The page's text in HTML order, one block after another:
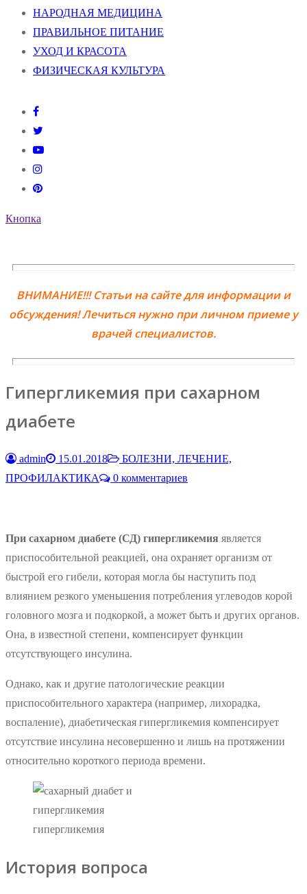
НАРОДНАЯ МЕДИЦИНА
ПРАВИЛЬНОЕ ПИТАНИЕ
УХОД И КРАСОТА
ФИЗИЧЕСКАЯ КУЛЬТУРА
Кнопка
ВНИМАНИЕ!!! Статьи на сайте для информации и
обсуждения! Лечиться нужно при личном приеме у
врачей специалистов.
Гипергликемия при сахарном
диабете
admin 15.01.2018
БОЛЕЗНИ, ЛЕЧЕНИЕ,
ПРОФИЛАКТИКА
0 комментариев
При сахарном диабете (СД) гипергликемия является
приспособительной реакцией, она охраняет организм от
быстрой его гибели, которая могла бы наступить под
влиянием резкого уменьшения потребления углеводов корой
головного мозга и подкоркой, а может быть и других органов.
Она, в известной степени, компенсирует функции
отсутствующего инсулина.
Однако, как и другие патологические реакции
приспособительного характера (например, лихорадка,
воспаление), диабетическая гипергликемия компенсирует
отсутствие инсулина несовершенно и лишь на протяжении
относительно короткого периода времени.
гипергликемия
История вопроса